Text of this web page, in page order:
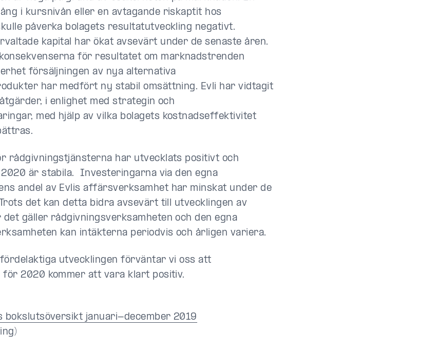
i kursnivån eller en avtagande riskaptit hos
påverka bolagets resultatutveckling negativt.
kapital har ökat avsevärt under de senaste åren.
för resultatet om marknadstrenden
försäljningen av nya alternativa
har medfört ny stabil omsättning. Evli har vidtagit
i enlighet med strategin och
med hjälp av vilka bolagets kostnadseffektivitet
rådgivningstjänsterna har utvecklats positivt och
är stabila. Investeringarna via den egna
andel av Evlis affärsverksamhet har minskat under de
det kan detta bidra avsevärt till utvecklingen av
gäller rådgivningsverksamheten och den egna
kan intäkterna periodvis och årligen variera.
fördelaktiga utvecklingen förväntar vi oss att
för 2020 kommer att vara klart positiv.
boksluts​översikt januari-december 2019